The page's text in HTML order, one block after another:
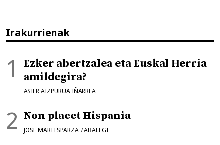
Irakurrienak
Ezker abertzalea eta Euskal Herria
amildegira?
ASIER AIZPURUA IÑARREA
Non placet Hispania
JOSE MARI ESPARZA ZABALEGI